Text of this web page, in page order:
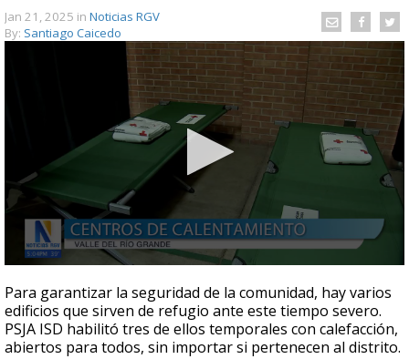
Jan 21, 2025 in Noticias RGV
By: Santiago Caicedo
seconds
of
1
minute,
15
Para garantizar la seguridad de la comunidad, hay varios
edificios que sirven de refugio ante este tiempo severo.
PSJA ISD habilitó tres de ellos temporales con calefacción,
abiertos para todos, sin importar si pertenecen al distrito.